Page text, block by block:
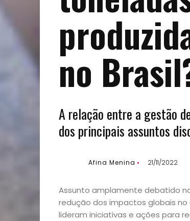
no
A relação entre a gestão
dos principais assuntos
Afina Menina 21/11/2022
Assunto amplamente debatido
redução dos impactos globais
lideram iniciativas e ações para